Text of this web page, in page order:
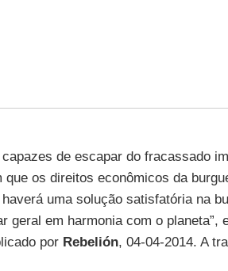
de escapar do fracassado
que os direitos econômicos da
uma solução satisfatória na
geral em harmonia com o planeta”,
por Rebelión, 04-04-2014. A